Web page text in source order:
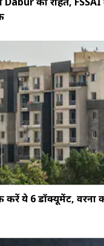
करें ये 6 डॉक्‍यूमेंट, वरना